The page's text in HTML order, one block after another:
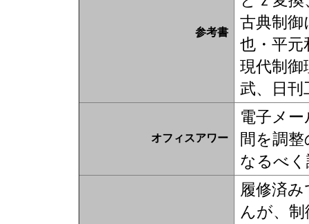
参考書
古典制
也・平元
現代制御
武、日刊
オフィスアワー
電子メー
間を調
なるべ
履修済
んが、